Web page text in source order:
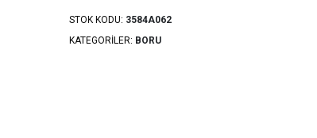
STOK KODU: 3584A062
KATEGORILER: BORU